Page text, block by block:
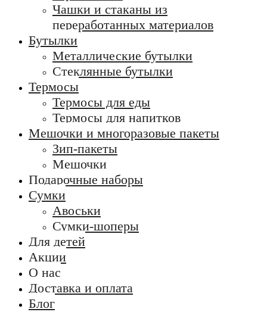
Чашки и стаканы из
переработанных материалов
Бутылки
Металлические бутылки
Стеклянные бутылки
Термосы
Термосы для еды
Термосы для напитков
Мешочки и многоразовые пакеты
Зип-пакеты
Мешочки
Подарочные наборы
Сумки
Авоськи
Сумки-шоперы
Для детей
Акции
О нас
Доставка и оплата
Блог